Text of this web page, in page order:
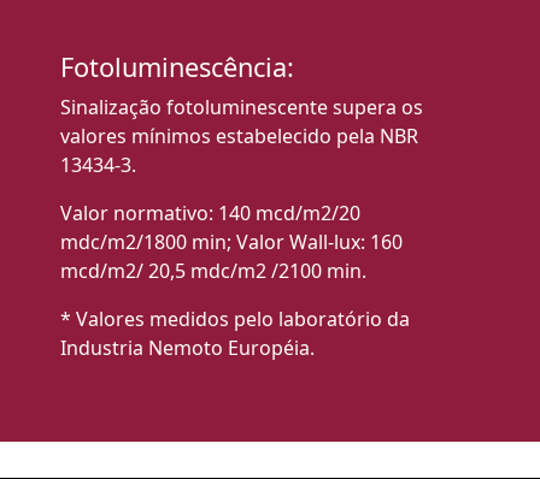
Fotoluminescência:
Sinalização fotoluminescente supera os
valores mínimos estabelecido pela NBR
13434-3.
Valor normativo: 140 mcd/m2/20
mdc/m2/1800 min; Valor Wall-lux: 160
mcd/m2/ 20,5 mdc/m2 /2100 min.
* Valores medidos pelo laboratório da
Industria Nemoto Européia.